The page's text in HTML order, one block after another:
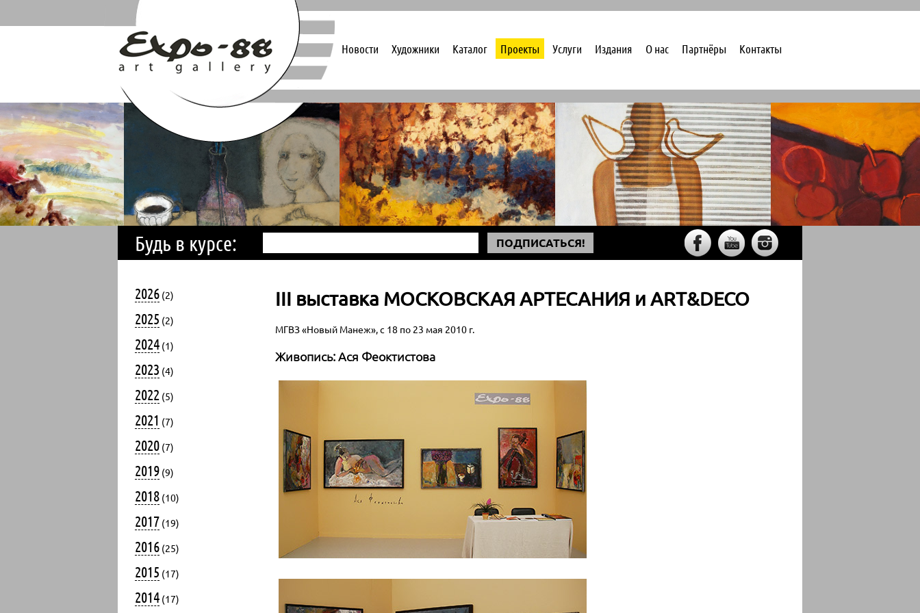
Новости Художники Каталог Проекты Услуги Издания О нас Партнёры Контакты
Будь в курсе: ПОДПИСАТЬСЯ!
2026 (2)
2025 (2)
2024 (1)
2023 (4)
2022 (5)
2021 (7)
2020 (7)
2019 (9)
2018 (10)
2017 (19)
2016 (25)
2015 (17)
2014 (17)
III выставка МОСКОВСКАЯ АРТЕСАНИЯ и АRТ&DECO
МГВЗ «Новый Манеж», с 18 по 23 мая 2010 г.
Живопись: Ася Феоктистова